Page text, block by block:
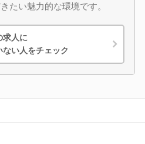
たい魅力的な環境です。
求人に
い人をチェック